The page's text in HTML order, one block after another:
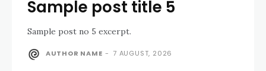
Sample post title 5
Sample post no 5 excerpt.
AUTHOR NAME - 7 AUGUST, 2026